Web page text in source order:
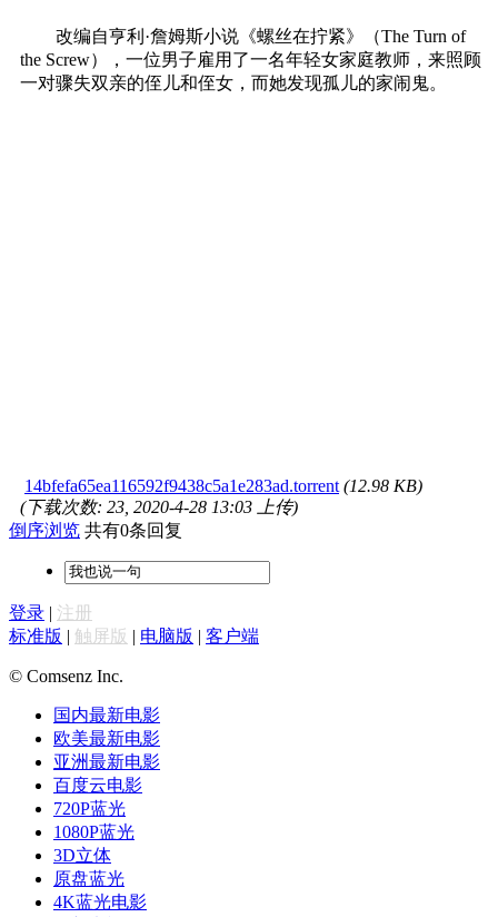
改编自亨利·詹姆斯小说《螺丝在拧紧》（The Turn of
the Screw），一位男子雇用了一名年轻女家庭教师，来照顾
一对骤失双亲的侄儿和侄女，而她发现孤儿的家闹鬼。
14bfefa65ea116592f9438c5a1e283ad.torrent (12.98 KB)
(下载次数: 23, 2020-4-28 13:03 上传)
倒序浏览 共有0条回复
登录 | 注册
标准版 | 触屏版 | 电脑版 | 客户端
© Comsenz Inc.
国内最新电影
欧美最新电影
亚洲最新电影
百度云电影
720P蓝光
1080P蓝光
3D立体
原盘蓝光
4K蓝光电影